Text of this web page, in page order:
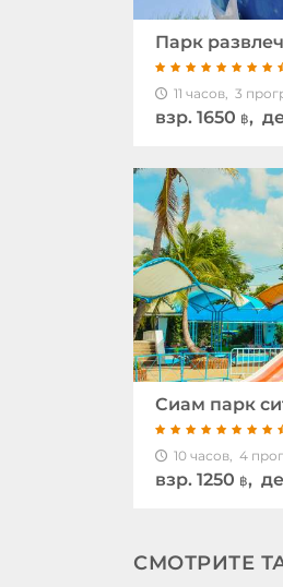
Парк
11 часов, 3
взр. 1650 ฿,
Сиам парк
10 часов, 4
взр. 1250 ฿,
СМОТРИТЕ